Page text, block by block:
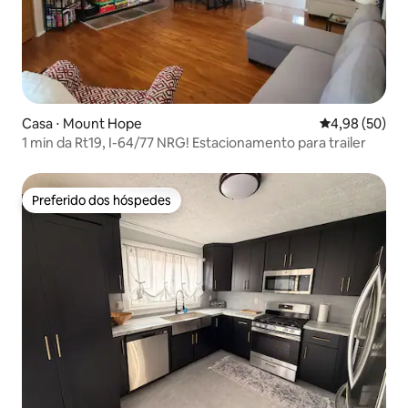
Casa ⋅ Mount Hope 4,98 de uma
4,98 (50)
1 min da Rt19, I-64/77 NRG! Estacionamento para trailer
Preferido dos hóspedes
Preferido dos hóspedes